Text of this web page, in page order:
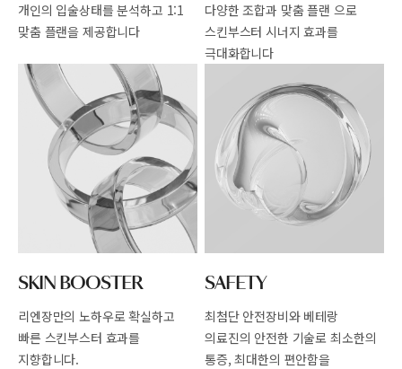
개인의 입술상태를 분석하고 1:1
맞춤 플랜을 제공합니다
다양한 조합과 맞춤 플랜 으로
스킨부스터 시너지 효과를
극대화합니다
SKIN BOOSTER
리엔장만의 노하우로 확실하고
빠른 스킨부스터 효과를
지향합니다.
SAFETY
최첨단 안전장비와 베테랑
의료진의 안전한 기술로 최소한의
통증, 최대한의 편안함을